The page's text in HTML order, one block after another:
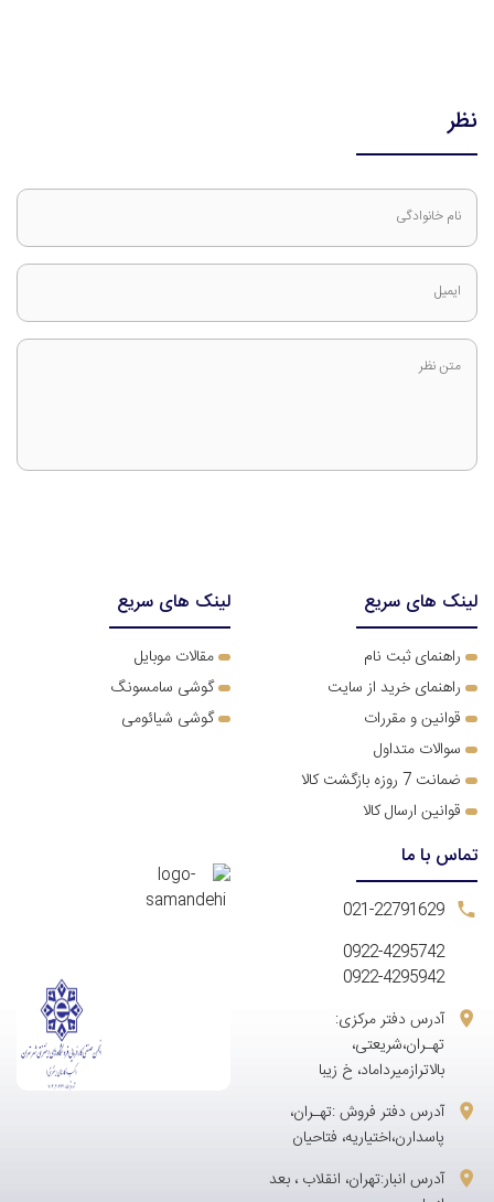
نظر
نام خانوادگی
ایمیل
متن نظر
تماس با ما
021-22791629
0922-4295742
0922-4295942
آدرس دفتر مرکزی:
تهـران،شریعتی،
بالاترازمیرداماد، خ زیبا
آدرس دفتر فروش :تهـران،
پاسدارن،اختیاریه، فتاحیان
آدرس انبار:تهران، انقلاب ، بعد
لینک های سریع
راهنمای ثبت نام
راهنمای خرید از سایت
قوانین و مقررات
سوالات متداول
ضمانت 7 روزه بازگشت کالا
قوانین ارسال کالا
لینک های سریع
مقالات موبایل
گوشی سامسونگ
گوشی شیائومی